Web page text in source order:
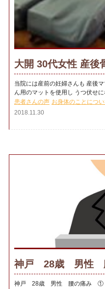
大開 30代女性 産
当院には産前の妊婦さんも 産後
ん用のマットを使用し うつ伏せ
患者さんの声 お身体のことにつ
2018.11.30
神戸 28歳 男性
神戸 28歳 男性 腰の痛み ①